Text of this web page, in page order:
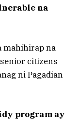
na
mahihirap na
citizens
ni Pagadian
program ay